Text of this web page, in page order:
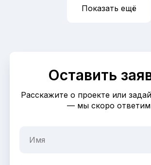
Показать ещё
Оставить
Расскажите о проекте или
— мы скоро ответим